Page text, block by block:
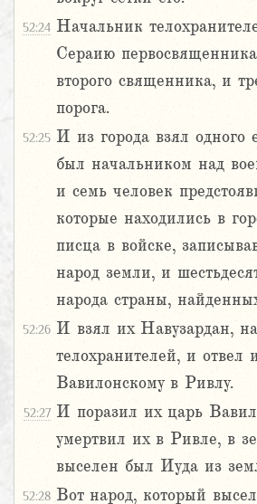
52:24 Начальник
Сераию
второго священника, и
порога.
52:25 И из города взял одного
был начальником над
и семь человек
которые находились в
писца в войске,
народ земли, и
народа страны,
52:26 И взял их Навузардан,
телохранителей, и отвел
Вавилонскому в Ривлу.
52:27 И поразил их царь
умертвил их в Ривле, в
выселен был Иуда из
52:28 Вот народ, который